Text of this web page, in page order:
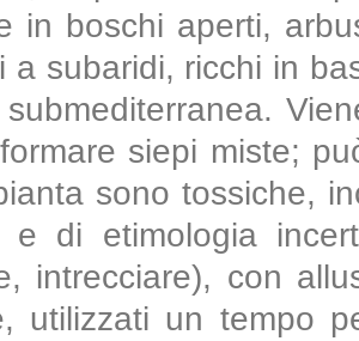
in boschi aperti,
a subaridi, ricchi in
siepi miste;
sono tossiche,
e di etimologia
intrecciare), con
utilizzati un tempo